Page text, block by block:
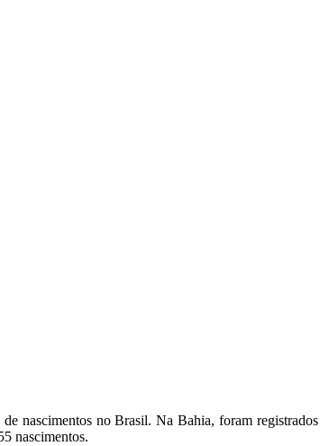
nascimentos no Brasil. Na Bahia, foram
nascimentos.